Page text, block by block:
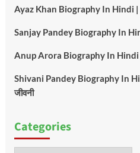
Ayaz Khan Biography In Hindi |
Sanjay Pandey Biography In
Anup Arora Biography In Hindi |
Shivani Pandey Biography In
जीवनी
Categories